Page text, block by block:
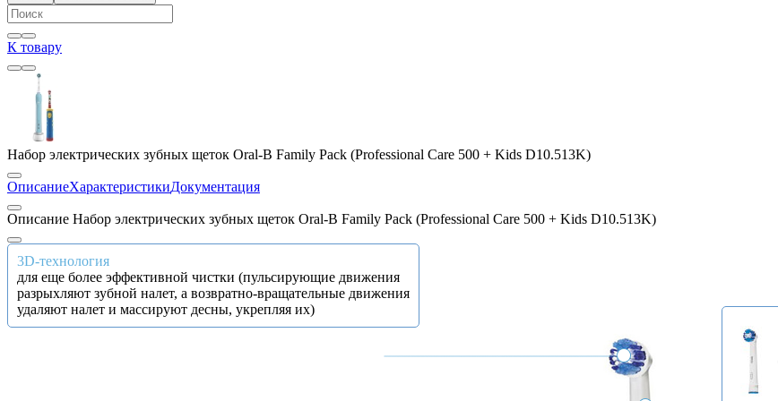
К товару
Набор электрических зубных щеток Oral-B Family Pack (Professional Care 500 + Kids D10.513K)
ОписаниеХарактеристикиДокументация
Описание Набор электрических зубных щеток Oral-B Family Pack (Professional Care 500 + Kids D10.513K)
3D-технология
для еще более эффективной чистки (пульсирующие движения
разрыхляют зубной налет, а возвратно-вращательные движения
удаляют налет и массируют десны, укрепляя их)